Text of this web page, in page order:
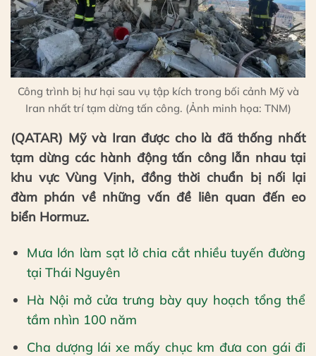
Công trình bị hư hại sau vụ tập kích trong bối cảnh Mỹ và
Iran nhất trí tạm dừng tấn công. (Ảnh minh họa: TNM)
(QATAR) Mỹ và Iran được cho là đã thống nhất
tạm dừng các hành động tấn công lẫn nhau tại
khu vực Vùng Vịnh, đồng thời chuẩn bị nối lại
đàm phán về những vấn đề liên quan đến eo
biển Hormuz.
Mưa lớn làm sạt lở chia cắt nhiều tuyến đường
tại Thái Nguyên
Hà Nội mở cửa trưng bày quy hoạch tổng thể
tầm nhìn 100 năm
Cha dượng lái xe mấy chục km đưa con gái đi